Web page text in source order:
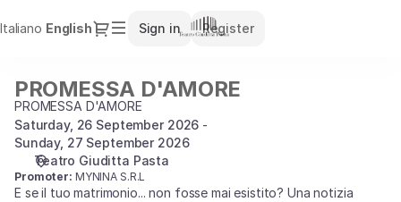
Italiano Current
English Dialog
Sign in Register
selection
Teatro
Giuditta
Pasta
PROMESSA
D'AMORE
PROMESSA D'AMORE
PROMESSA D'AMORE
Saturday, 26 September 2026
Sunday, 27 September 2026
Teatro Giuditta Pasta
Promoter: MYNINA S.R.L
E se il tuo matrimonio... non fosse mai esistito? Una notizia